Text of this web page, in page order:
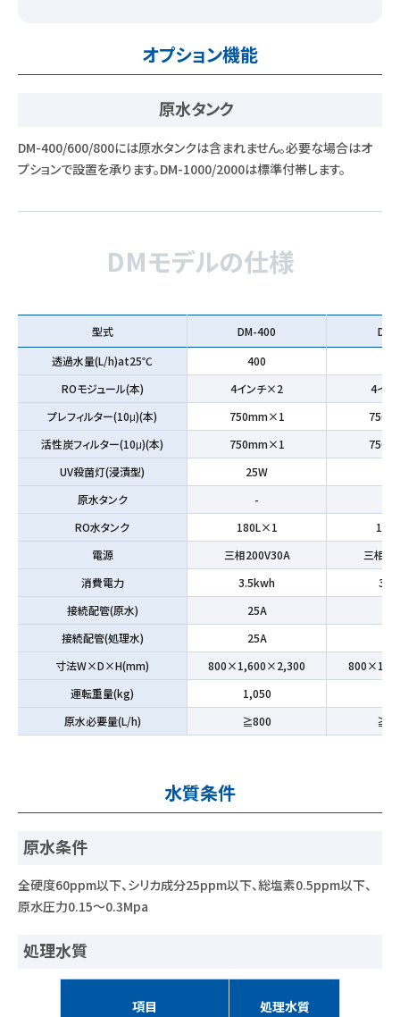
オプション機能
原水タンク
DM-400/600/800には原水タンクは含まれません。必要な場合はオ
プションで設置を承ります。DM-1000/2000は標準付帯します。
DMモデルの仕様
型式 DM-400
透過水量(L/h)at25℃
400
ROモジュール(本)
4インチ×2
4イ
プレフィルター(10μ)(本)
750mm×1
活性炭フィルター(10μ)(本)
750mm×1
UV殺菌灯(浸漬型)
25W
原水タンク
-
RO水タンク
180L×1
電源
三相200V30A
三相
消費電力
3.5kwh
接続配管(原水)
25A
接続配管(処理水)
25A
寸法W×D×H(mm)
800×1,600×2,300
運転重量(kg)
1,050
原水必要量(L/h)
≧800
水質条件
原水条件
全硬度60ppm以下、シリカ成分25ppm以下、総塩素0.5ppm以下、
原水圧力0.15～0.3Mpa
処理水質
項目 処理水質